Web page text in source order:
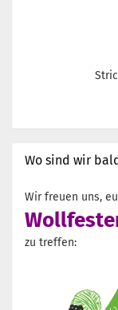
Wo sind wir
Wir freuen uns,
zu treffen: